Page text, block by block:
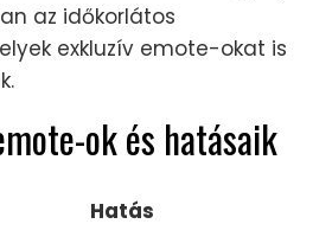
az időkorlátos
exkluzív emote-okat is
ok és hatásaik
Hatás